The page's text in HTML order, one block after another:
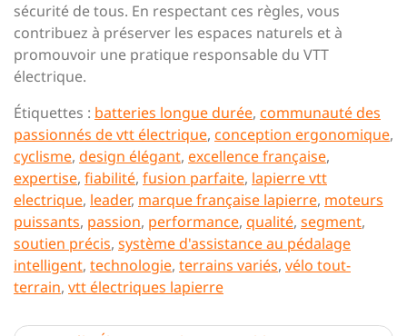
sécurité de tous. En respectant ces règles, vous
contribuez à préserver les espaces naturels et à
promouvoir une pratique responsable du VTT
électrique.
Étiquettes : batteries longue durée, communauté des
passionnés de vtt électrique, conception ergonomique,
cyclisme, design élégant, excellence française,
expertise, fiabilité, fusion parfaite, lapierre vtt
electrique, leader, marque française lapierre, moteurs
puissants, passion, performance, qualité, segment,
soutien précis, système d'assistance au pédalage
intelligent, technologie, terrains variés, vélo tout-
terrain, vtt électriques lapierre